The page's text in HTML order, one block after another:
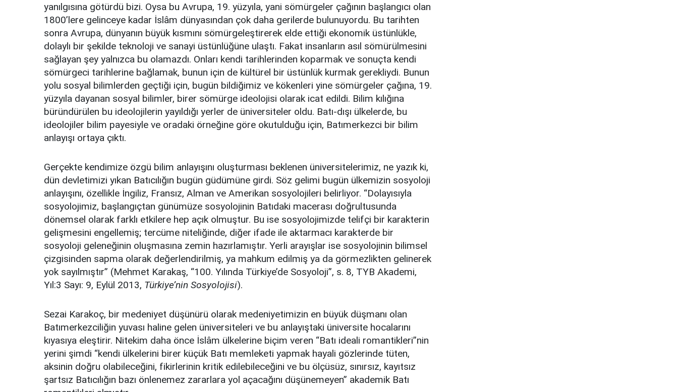
yanılgısına götürdü bizi. Oysa bu Avrupa, 19. yüzyıla, yani sömürgeler çağının başlangıcı olan
1800’lere gelinceye kadar İslâm dünyasından çok daha gerilerde bulunuyordu. Bu tarihten
sonra Avrupa, dünyanın büyük kısmını sömürgeleştirerek elde ettiği ekonomik üstünlükle,
dolaylı bir şekilde teknoloji ve sanayi üstünlüğüne ulaştı. Fakat insanların asıl sömürülmesini
sağlayan şey yalnızca bu olamazdı. Onları kendi tarihlerinden koparmak ve sonuçta kendi
sömürgeci tarihlerine bağlamak, bunun için de kültürel bir üstünlük kurmak gerekliydi. Bunun
yolu sosyal bilimlerden geçtiği için, bugün bildiğimiz ve kökenleri yine sömürgeler çağına, 19.
yüzyıla dayanan sosyal bilimler, birer sömürge ideolojisi olarak icat edildi. Bilim kılığına
büründürülen bu ideolojilerin yayıldığı yerler de üniversiteler oldu. Batı-dışı ülkelerde, bu
ideolojiler bilim payesiyle ve oradaki örneğine göre okutulduğu için, Batımerkezci bir bilim
anlayışı ortaya çıktı.
Gerçekte kendimize özgü bilim anlayışını oluşturması beklenen üniversitelerimiz, ne yazık ki,
dün devletimizi yıkan Batıcılığın bugün güdümüne girdi. Söz gelimi bugün ülkemizin sosyoloji
anlayışını, özellikle İngiliz, Fransız, Alman ve Amerikan sosyolojileri belirliyor. “Dolayısıyla
sosyolojimiz, başlangıçtan günümüze sosyolojinin Batıdaki macerası doğrultusunda
dönemsel olarak farklı etkilere hep açık olmuştur. Bu ise sosyolojimizde telifçi bir karakterin
gelişmesini engellemiş; tercüme niteliğinde, diğer ifade ile aktarmacı karakterde bir
sosyoloji geleneğinin oluşmasına zemin hazırlamıştır. Yerli arayışlar ise sosyolojinin bilimsel
çizgisinden sapma olarak değerlendirilmiş, ya mahkum edilmiş ya da görmezlikten gelinerek
yok sayılmıştır” (Mehmet Karakaş, “100. Yılında Türkiye’de Sosyoloji”, s. 8, TYB Akademi,
Yıl:3 Sayı: 9, Eylül 2013, Türkiye’nin Sosyolojisi).
Sezai Karakoç, bir medeniyet düşünürü olarak medeniyetimizin en büyük düşmanı olan
Batımerkezciliğin yuvası haline gelen üniversiteleri ve bu anlayıştaki üniversite hocalarını
kıyasıya eleştirir. Nitekim daha önce İslâm ülkelerine biçim veren “Batı ideali romantikleri”nin
yerini şimdi “kendi ülkelerini birer küçük Batı memleketi yapmak hayali gözlerinde tüten,
aksinin doğru olabileceğini, fikirlerinin kritik edilebileceğini ve bu ölçüsüz, sınırsız, kayıtsız
şartsız Batıcılığın bazı önlenemez zararlara yol açacağını düşünemeyen” akademik Batı